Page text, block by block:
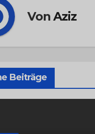
VonAziz
Beiträge